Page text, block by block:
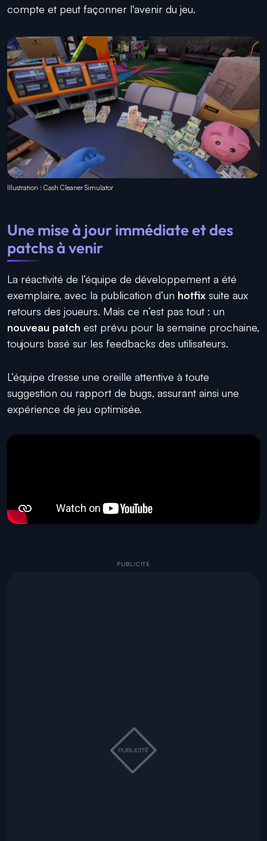
compte et peut façonner l'avenir du jeu.
Illustration : Cash Cleaner Simulator
Une mise à jour immédiate et des
patchs à venir
La réactivité de l’équipe de développement a été
exemplaire, avec la publication d’un hotfix suite aux
retours des joueurs. Mais ce n’est pas tout : un
nouveau patch est prévu pour la semaine prochaine,
toujours basé sur les feedbacks des utilisateurs.
L’équipe dresse une oreille attentive à toute
suggestion ou rapport de bugs, assurant ainsi une
expérience de jeu optimisée.